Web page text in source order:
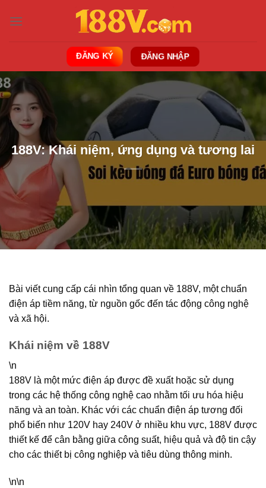
qua
ĐĂNG KÝ ĐĂNG NHẬP
188V: Khái niệm, ứng dụng và tương lai
Bài viết cung cấp cái nhìn tổng quan về 188V, một chuẩn
điện áp tiềm năng, từ nguồn gốc đến tác động công nghệ
và xã hội.
Khái niệm về 188V
\n
188V là một mức điện áp được đề xuất hoặc sử dụng
trong các hệ thống công nghệ cao nhằm tối ưu hóa hiệu
năng và an toàn. Khác với các chuẩn điện áp tương đối
phổ biến như 120V hay 240V ở nhiều khu vực, 188V được
thiết kế để cân bằng giữa công suất, hiệu quả và độ tin cậy
cho các thiết bị công nghiệp và tiêu dùng thông minh.
\n\n